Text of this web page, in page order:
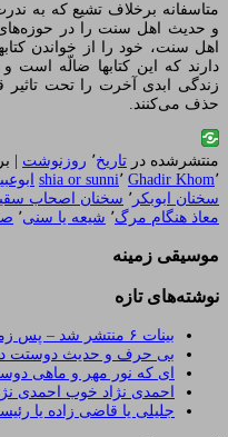
متاسفانه برخلاف تشیع که به
و حدیث اهل سنت را در
اهل سنت، خود را از خواندن
دارند که این کتابها ضالّه است
زندگی ابدی آخرت را تحت
حذف می‌کنند.
منتشرشده در تاریخ٬ روزنوشت
Ghadir Khom٬ shia or sunni٬
سخنان ابوبکر ٬ سخنان اصحاب
معاذ هنگام مرگ٬ شیعه یا سنی٬
موسیقی زمینه
نوشته‌های تازه
بینات ۶ منتشر شد – پس زمینه حدیثی ویندوز
بی حرف و حدیث دوستت
ای که نور مهر و ماهی
احمدی نژاد خوب احمدی
جلیلی یا قاضی زاده یا